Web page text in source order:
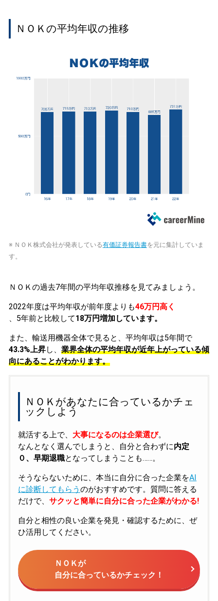
ＮＯＫの平均年収の推移
※ ＮＯＫ株式会社が発表している有価証券報告書を元に集計していま
す。
ＮＯＫの過去7年間の平均年収推移を見てみましょう。
2022年度は平均年収が前年度よりも46万円高く
、5年前と比較して18万円増加しています。
また、輸送用機器全体で見ると、平均年収は5年間で
43.3%上昇し、 業界全体の平均年収が近年上がっている傾
向にあることがわかります。
ＮＯＫがあなたに合っているかチェ
ックしよう
就活する上で、 大事になるのは企業選び。
なんとなく選んでしまうと、自分と合わずに内定
０、早期退職となってしまうことも……。
そうならないために、本当に自分に合った企業をAI
に診断してもらう のがおすすめです。質問に答える
だけで、 サクッと簡単に自分に合った企業がわかる!
自分と相性の良い企業を発見・確認するために、ぜ
ひ活用してください。
ＮＯＫが
自分に合っているかチェック！